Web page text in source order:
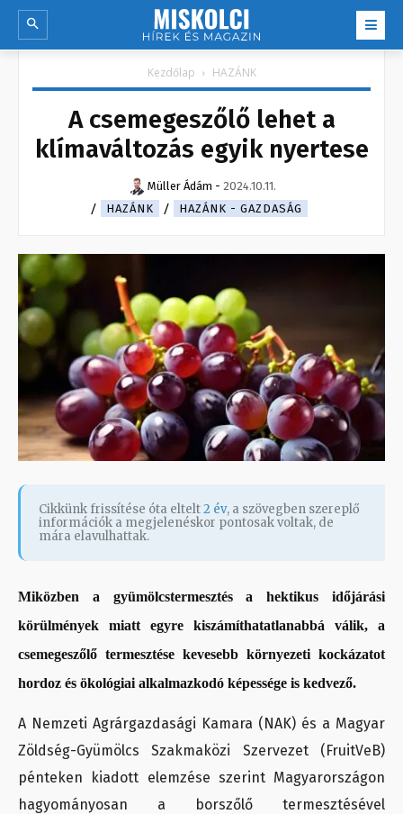
Kezdőlap HAZÁNK
A csemegeszőlő lehet a
klímaváltozás egyik nyertese
Müller Ádám - 2024.10.11.
HAZÁNK
HAZÁNK - GAZDASÁG
Cikkünk frissítése óta eltelt2 év, a szövegben szereplő
információk a megjelenéskor pontosak voltak, de
mára elavulhattak.
Miközben a gyümölcstermesztés a hektikus időjárási
körülmények miatt egyre kiszámíthatatlanabbá válik, a
csemegeszőlő termesztése kevesebb környezeti kockázatot
hordoz és ökológiai alkalmazkodó képessége is kedvező.
A Nemzeti Agrárgazdasági Kamara (NAK) és a Magyar
Zöldség-Gyümölcs Szakmaközi Szervezet (FruitVeB)
pénteken kiadott elemzése szerint Magyarországon
hagyományosan a borszőlő termesztésével